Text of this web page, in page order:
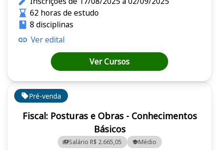
Pré-venda
Fiscal: Posturas e Obras - Conhecimentos
Básicos
Salário R$ 2.665,05 Médio
62 horas de estudo
8 disciplinas
Ver edital
Ver Cursos